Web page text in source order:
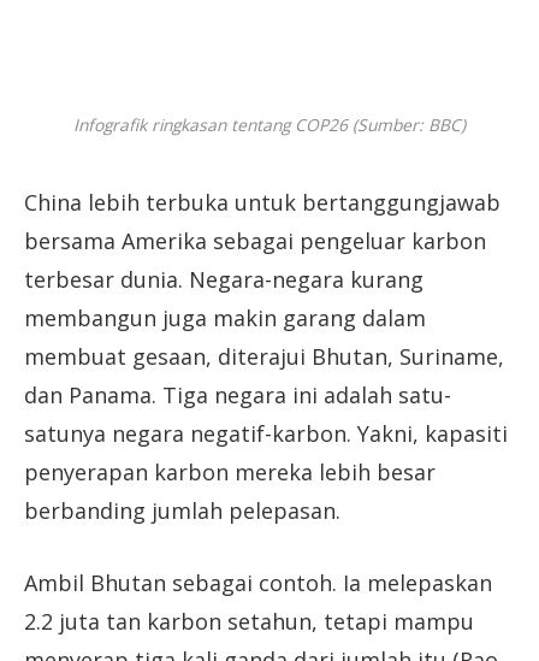
Infografik ringkasan tentang COP26 (Sumber: BBC)
China lebih terbuka untuk bertanggungjawab
bersama Amerika sebagai pengeluar karbon
terbesar dunia. Negara-negara kurang
membangun juga makin garang dalam
membuat gesaan, diterajui Bhutan, Suriname,
dan Panama. Tiga negara ini adalah satu-
satunya negara negatif-karbon. Yakni, kapasiti
penyerapan karbon mereka lebih besar
berbanding jumlah pelepasan.
Ambil Bhutan sebagai contoh. Ia melepaskan
2.2 juta tan karbon setahun, tetapi mampu